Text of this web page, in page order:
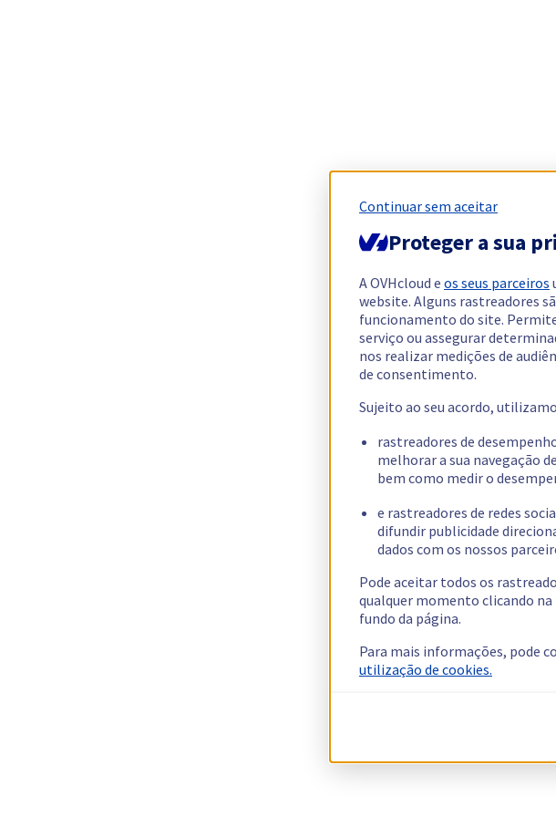
Continuar sem aceitar
Proteger a sua
A OVHcloud e os seus parceiros
website. Alguns rastreadores
funcionamento do site.
serviço ou assegurar
nos realizar medições de
de consentimento.
Sujeito ao seu acordo,
rastreadores de
melhorar a sua navegação
bem como medir o
e rastreadores de redes
difundir publicidade
dados com os nossos
Pode aceitar todos os
qualquer momento clicando na
fundo da página.
Para mais informações, pode
utilização de cookies.